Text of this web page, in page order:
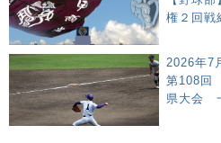
権２回戦
2026年7
第108回
県大会